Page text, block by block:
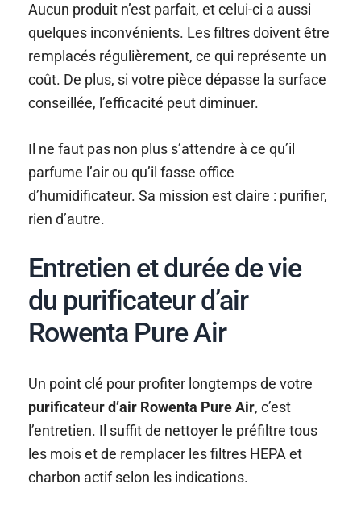
Aucun produit n’est parfait, et celui-ci a aussi
quelques inconvénients. Les filtres doivent être
remplacés régulièrement, ce qui représente un
coût. De plus, si votre pièce dépasse la surface
conseillée, l’efficacité peut diminuer.
Il ne faut pas non plus s’attendre à ce qu’il
parfume l’air ou qu’il fasse office
d’humidificateur. Sa mission est claire : purifier,
rien d’autre.
Entretien et durée de vie
du purificateur d’air
Rowenta Pure Air
Un point clé pour profiter longtemps de votre
purificateur d’air Rowenta Pure Air, c’est
l’entretien. Il suffit de nettoyer le préfiltre tous
les mois et de remplacer les filtres HEPA et
charbon actif selon les indications.